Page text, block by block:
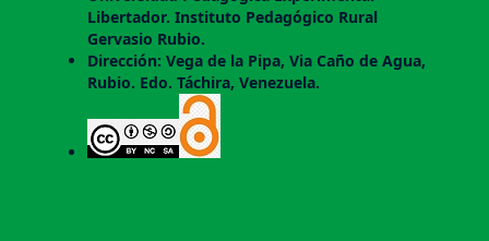
Libertador. Instituto Pedagógico Rural
Gervasio Rubio.
Dirección: Vega de la Pipa, Via Caño de Agua,
Rubio. Edo. Táchira, Venezuela.